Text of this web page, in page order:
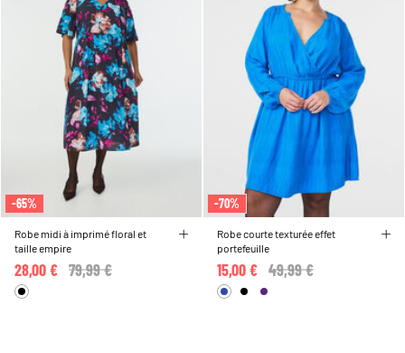
-65%
Robe midi à imprimé floral et
taille empire
Price reduced from
79,99 €
28,00 €
-70%
Robe courte texturée effet
portefeuille
Price reduced from
49,99 €
15,00 €